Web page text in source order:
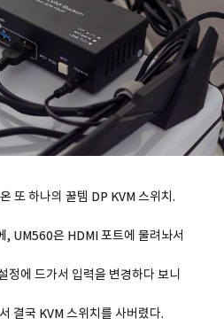
또 하나의 꿀템 DP KVM 스위치.
, UM560은 HDMI 포트에 물려놔서
정에 드가서 입력을 변경하다 보니
결국 KVM 스위치를 사버렸다.